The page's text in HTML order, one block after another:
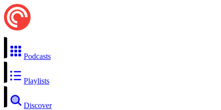
Podcasts
Playlists
Discover